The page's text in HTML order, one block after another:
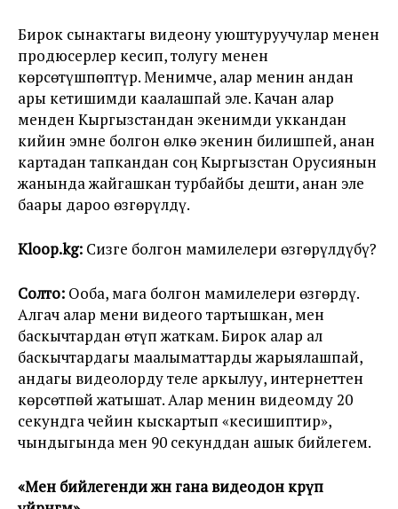
Бирок сынактагы видеону уюштуруучулар менен
продюсерлер кесип, толугу менен
көрсөтүшпөптүр. Менимче, алар менин андан
ары кетишимди каалашпай эле. Качан алар
менден Кыргызстандан экенимди уккандан
кийин эмне болгон өлкө экенин билишпей, анан
картадан тапкандан соң Кыргызстан Орусиянын
жанында жайгашкан турбайбы дешти, анан эле
баары дароо өзгөрүлдү.
Kloop.kg: Сизге болгон мамилелери өзгөрүлдүбү?
Солто: Ооба, мага болгон мамилелери өзгөрдү.
Алгач алар мени видеого тартышкан, мен
баскычтардан өтүп жаткам. Бирок алар ал
баскычтардагы маалыматтарды жарыялашпай,
андагы видеолорду теле аркылуу, интернеттен
көрсөтпөй жатышат. Алар менин видеомду 20
секундга чейин кыскартып «кесишиптир»,
чындыгында мен 90 секунддан ашык бийлегем.
«Мен бийлегенди жөн гана видеодон көрүп